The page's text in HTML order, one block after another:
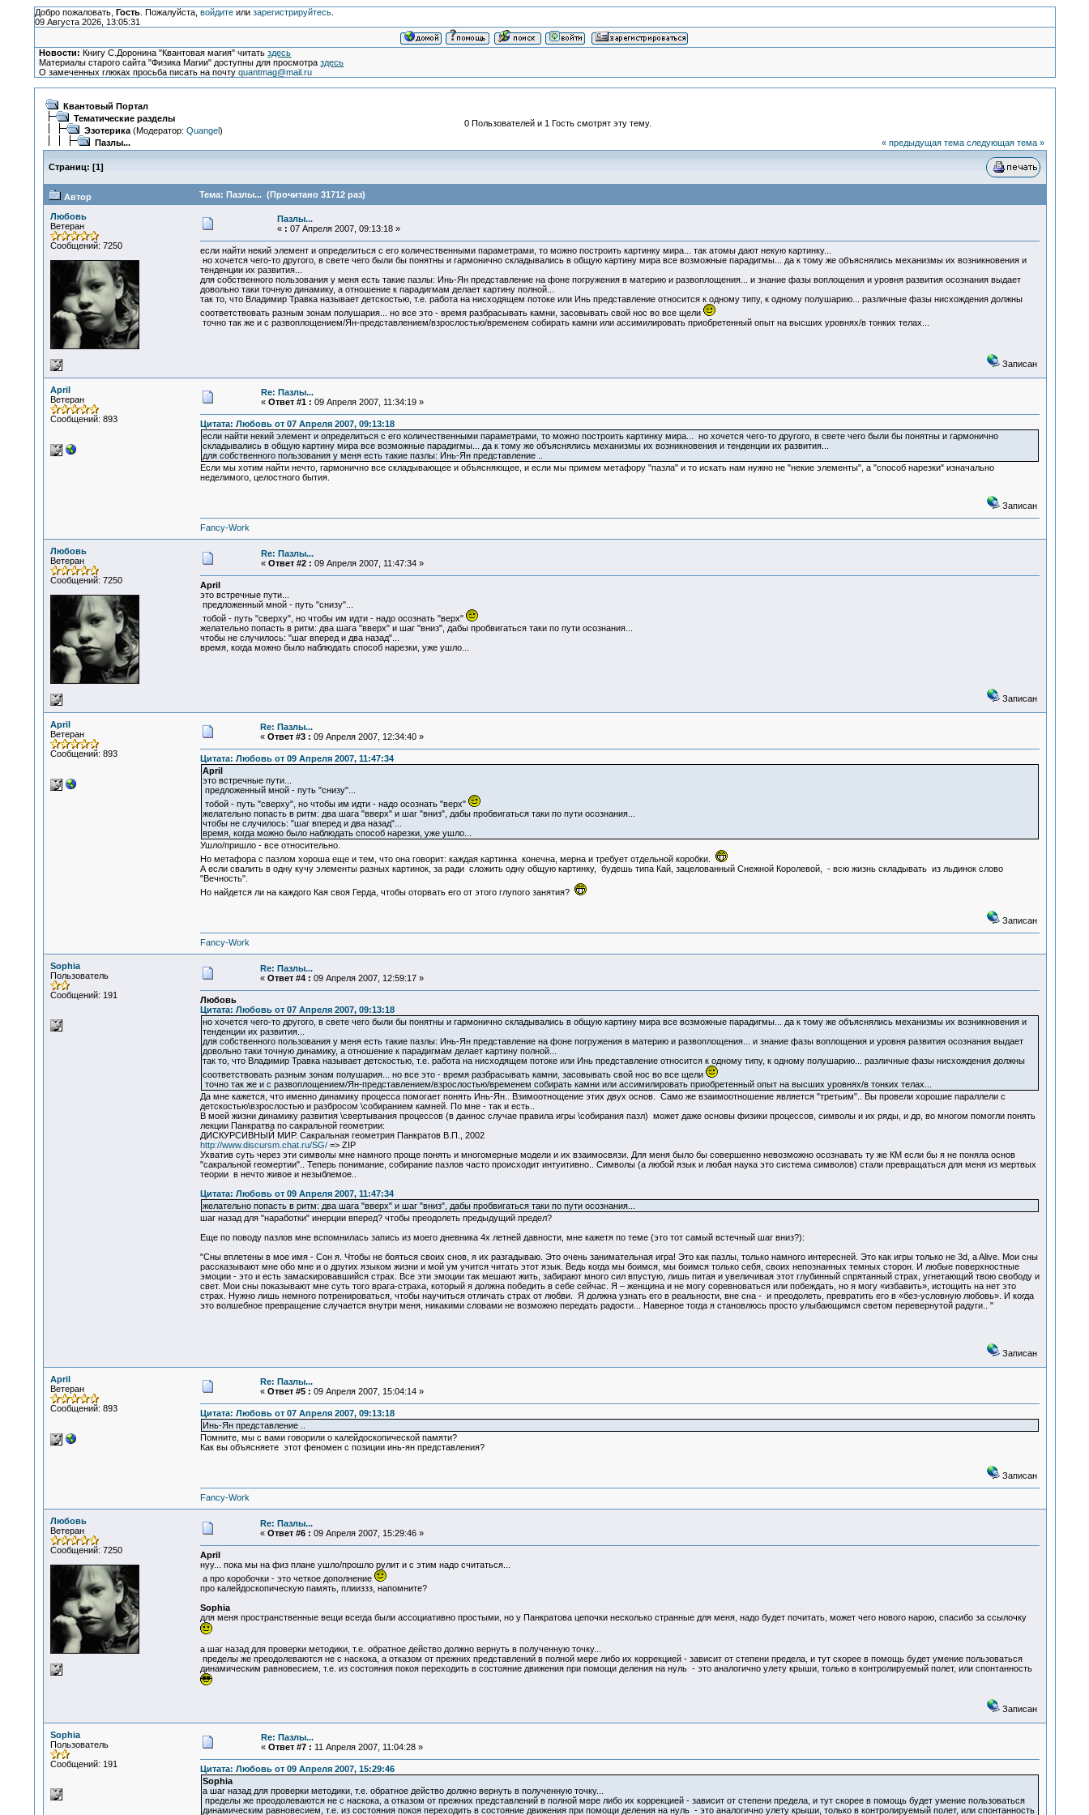
Добро пожаловать, Гость. Пожалуйста, войдитеили зарегистрируйтесь.
09 Августа 2026, 13:05:31
Новости: Книгу С.Доронина "Квантовая магия" читатьздесь
Материалы старого сайта "Физика Магии" доступны для просмотраздесь
О замеченных глюках просьба писать на почтуquantmag@mail.ru
Квантовый Портал
Тематические разделы
Эзотерика(Модератор: Quangel)
Пазлы...
0 Пользователей и 1 Гость смотрят эту тему.
« предыдущая тема следующая тема »
Страниц: [1]
Автор Тема: Пазлы... (Прочитано 31712 раз)
Любовь
Ветеран
Сообщений: 7250
Пазлы...
« : 07 Апреля 2007, 09:13:18 »
если найти некий элемент и определиться с его количественными параметрами, то можно построить картинку мира... так атомы дают некую картинку...
но хочется чего-то другого, в свете чего были бы понятны и гармонично складывались в общую картину мира все возможные парадигмы... да к тому же объяснялись механизмы их возникновения и
тенденции их развития...
для собственного пользования у меня есть такие пазлы: Инь-Ян представление на фоне погружения в материю и развоплощения... и знание фазы воплощения и уровня развития осознания выдает
довольно таки точную динамику, а отношение к парадигмам делает картину полной...
так то, что Владимир Травка называет детскостью, т.е. работа на нисходящем потоке или Инь представление относится к одному типу, к одному полушарию... различные фазы нисхождения должны
соответствовать разным зонам полушария... но все это - время разбрасывать камни, засовывать свой нос во все щели
точно так же и с развоплощением/Ян-представлением/взрослостью/временем собирать камни или ассимилировать приобретенный опыт на высших уровнях/в тонких телах...
Записан
April
Ветеран
Сообщений: 893
Re: Пазлы...
« Ответ #1 : 09 Апреля 2007, 11:34:19 »
Цитата: Любовь от 07 Апреля 2007, 09:13:18
если найти некий элемент и определиться с его количественными параметрами, то можно построить картинку мира... но хочется чего-то другого, в свете чего были бы понятны и гармонично
складывались в общую картину мира все возможные парадигмы... да к тому же объяснялись механизмы их возникновения и тенденции их развития...
для собственного пользования у меня есть такие пазлы: Инь-Ян представление ..
Если мы хотим найти нечто, гармонично все складывающее и объясняющее, и если мы примем метафору "пазла" и то искать нам нужно не "некие элементы", а "способ нарезки" изначально
неделимого, целостного бытия.
Записан
Fancy-Work
Любовь
Ветеран
Сообщений: 7250
Re: Пазлы...
« Ответ #2 : 09 Апреля 2007, 11:47:34 »
April
это встречные пути...
предложенный мной - путь "снизу"...
тобой - путь "сверху", но чтобы им идти - надо осознать "верх"
желательно попасть в ритм: два шага "вверх" и шаг "вниз", дабы пробвигаться таки по пути осознания...
чтобы не случилось: "шаг вперед и два назад"...
время, когда можно было наблюдать способ нарезки, уже ушло...
Записан
April
Ветеран
Сообщений: 893
Re: Пазлы...
« Ответ #3 : 09 Апреля 2007, 12:34:40 »
Цитата: Любовь от 09 Апреля 2007, 11:47:34
April
это встречные пути...
предложенный мной - путь "снизу"...
тобой - путь "сверху", но чтобы им идти - надо осознать "верх"
желательно попасть в ритм: два шага "вверх" и шаг "вниз", дабы пробвигаться таки по пути осознания...
чтобы не случилось: "шаг вперед и два назад"...
время, когда можно было наблюдать способ нарезки, уже ушло...
Ушло/пришло - все относительно.
Но метафора с пазлом хороша еще и тем, что она говорит: каждая картинка конечна, мерна и требует отдельной коробки.
А если свалить в одну кучу элементы разных картинок, за ради сложить одну общую картинку, будешь типа Кай, зацелованный Снежной Королевой, - всю жизнь складывать из льдинок слово
"Вечность".
Но найдется ли на каждого Кая своя Герда, чтобы оторвать его от этого глупого занятия?
Записан
Fancy-Work
Sophia
Пользователь
Сообщений: 191
Re: Пазлы...
« Ответ #4 : 09 Апреля 2007, 12:59:17 »
Любовь
Цитата: Любовь от 07 Апреля 2007, 09:13:18
но хочется чего-то другого, в свете чего были бы понятны и гармонично складывались в общую картину мира все возможные парадигмы... да к тому же объяснялись механизмы их возникновения и
тенденции их развития...
для собственного пользования у меня есть такие пазлы: Инь-Ян представление на фоне погружения в материю и развоплощения... и знание фазы воплощения и уровня развития осознания выдает
довольно таки точную динамику, а отношение к парадигмам делает картину полной...
так то, что Владимир Травка называет детскостью, т.е. работа на нисходящем потоке или Инь представление относится к одному типу, к одному полушарию... различные фазы нисхождения должны
соответствовать разным зонам полушария... но все это - время разбрасывать камни, засовывать свой нос во все щели
точно так же и с развоплощением/Ян-представлением/взрослостью/временем собирать камни или ассимилировать приобретенный опыт на высших уровнях/в тонких телах...
Да мне кажется, что именно динамику процесса помогает понять Инь-Ян.. Взимоотнощение этих двух основ. Само же взаимоотношение является "третьим".. Вы провели хорошие параллели с
детскостью\взрослостью и разбросом \собиранием камней. По мне - так и есть..
В моей жизни динамику развития \свертывания процессов (в даннос случае правила игры \собирания пазл) может даже основы физики процессов, символы и их ряды, и др, во многом помогли понять
лекции Панкратва по сакральной геометрии:
ДИСКУРСИВНЫЙ МИР. Сакральная геометрия Панкратов В.П., 2002
http://www.discursm.chat.ru/SG/=> ZIP
Ухватив суть через эти символы мне намного проще понять и многомерные модели и их взаимосвязи. Для меня было бы совершенно невозможно осознавать ту же КМ если бы я не поняла основ
"сакральной геомертии".. Теперь понимание, собирание пазлов часто происходит интуитивно.. Символы (а любой язык и любая наука это система символов) стали превращаться для меня из мертвых
теории в нечто живое и незыблемое..
Цитата: Любовь от 09 Апреля 2007, 11:47:34
желательно попасть в ритм: два шага "вверх" и шаг "вниз", дабы пробвигаться таки по пути осознания...
шаг назад для "наработки" инерции вперед? чтобы преодолеть предыдущий предел?
Еще по поводу пазлов мне вспомнилась запись из моего дневника 4х летней давности, мне кажетя по теме (это тот самый встечный шаг вниз?):
"Сны вплетены в мое имя - Сон я. Чтобы не бояться своих снов, я их разгадываю. Это очень занимательная игра! Это как пазлы, только намного интересней. Это как игры только не 3d, a Alive. Мои сны
рассказывают мне обо мне и о других языком жизни и мой ум учится читать этот язык. Ведь когда мы боимся, мы боимся только себя, своих непознанных темных сторон. И любые поверхностные
эмоции - это и есть замаскировавшийся страх. Все эти эмоции так мешают жить, забирают много сил впустую, лишь питая и увеличивая этот глубинный спрятанный страх, угнетающий твою свободу и
свет. Мои сны показывают мне суть того врага-страха, который я должна победить в себе сейчас. Я – женщина и не могу соревноваться или побеждать, но я могу «избавить», истощить на нет это
страх. Нужно лишь немного потренироваться, чтобы научиться отличать страх от любви. Я должна узнать его в реальности, вне сна - и преодолеть, превратить его в «без-условную любовь». И когда
это волшебное превращение случается внутри меня, никакими словами не возможно передать радости... Наверное тогда я становлюсь просто улыбающимся светом перевернутой радуги.. "
Записан
April
Ветеран
Сообщений: 893
Re: Пазлы...
« Ответ #5 : 09 Апреля 2007, 15:04:14 »
Цитата: Любовь от 07 Апреля 2007, 09:13:18
Инь-Ян представление ..
Помните, мы с вами говорили о калейдоскопической памяти?
Как вы объясняете этот феномен с позиции инь-ян представления?
Записан
Fancy-Work
Любовь
Ветеран
Сообщений: 7250
Re: Пазлы...
« Ответ #6 : 09 Апреля 2007, 15:29:46 »
April
нуу... пока мы на физ плане ушло/прошло рулит и с этим надо считаться...
а про коробочки - это четкое дополнение
про калейдоскопическую память, плииззз, напомните?
Sophia
для меня пространственные вещи всегда были ассоциативно простыми, но у Панкратова цепочки несколько странные для меня, надо будет почитать, может чего нового нарою, спасибо за ссылочку
а шаг назад для проверки методики, т.е. обратное действо должно вернуть в полученную точку...
пределы же преодолеваются не с наскока, а отказом от прежних представлений в полной мере либо их коррекцией - зависит от степени предела, и тут скорее в помощь будет умение пользоваться
динамическим равновесием, т.е. из состояния покоя переходить в состояние движения при помощи деления на нуль - это аналогично улету крыши, только в контролируемый полет, или спонтанность
Записан
Sophia
Пользователь
Сообщений: 191
Re: Пазлы...
« Ответ #7 : 11 Апреля 2007, 11:04:28 »
Цитата: Любовь от 09 Апреля 2007, 15:29:46
Sophia
а шаг назад для проверки методики, т.е. обратное действо должно вернуть в полученную точку...
пределы же преодолеваются не с наскока, а отказом от прежних представлений в полной мере либо их коррекцией - зависит от степени предела, и тут скорее в помощь будет умение пользоваться
динамическим равновесием, т.е. из состояния покоя переходить в состояние движения при помощи деления на нуль - это аналогично улету крыши, только в контролируемый полет, или спонтанность